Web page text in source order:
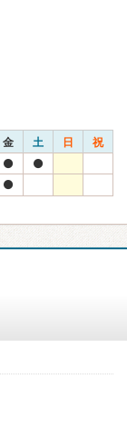
金 土 日 祝